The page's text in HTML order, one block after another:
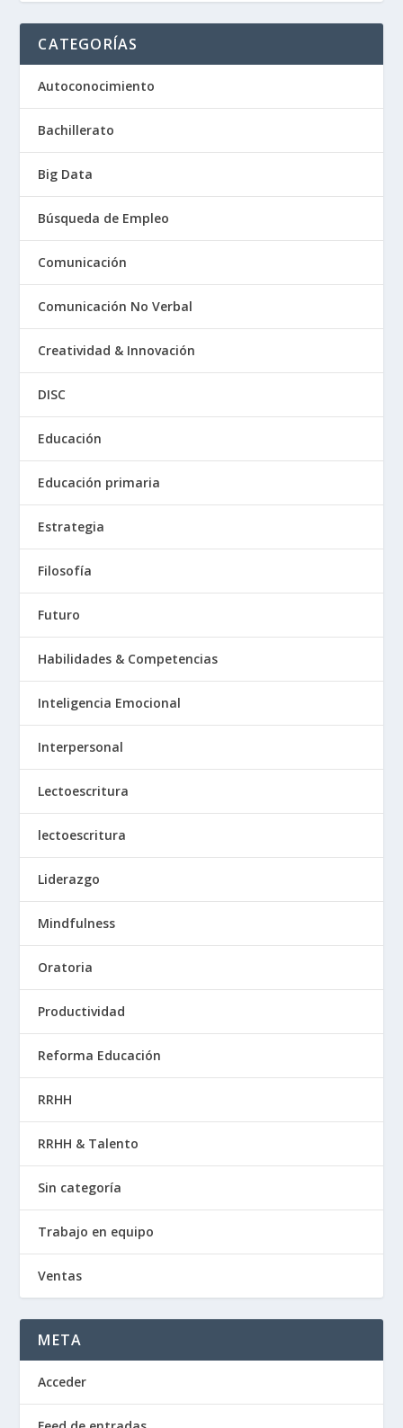
CATEGORÍAS
Autoconocimiento
Bachillerato
Big Data
Búsqueda de Empleo
Comunicación
Comunicación No Verbal
Creatividad & Innovación
DISC
Educación
Educación primaria
Estrategia
Filosofía
Futuro
Habilidades & Competencias
Inteligencia Emocional
Interpersonal
Lectoescritura
lectoescritura
Liderazgo
Mindfulness
Oratoria
Productividad
Reforma Educación
RRHH
RRHH & Talento
Sin categoría
Trabajo en equipo
Ventas
META
Acceder